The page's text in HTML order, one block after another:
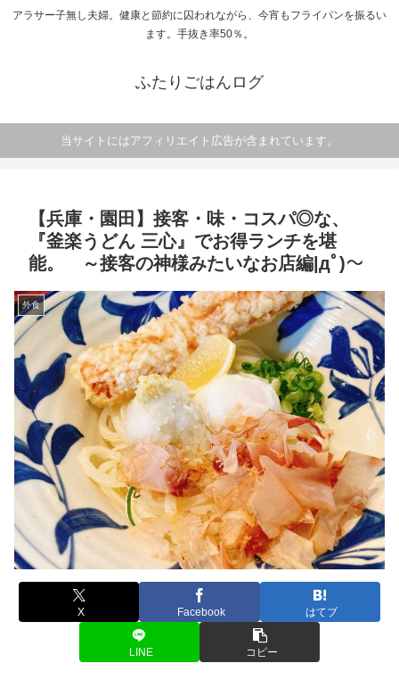
アラサー子無し夫婦。健康と節約に囚われながら、今宵もフライパンを振るい
ます。手抜き率50％。
ふたりごはんログ
当サイトにはアフィリエイト広告が含まれています。
【兵庫・園田】接客・味・コスパ◎な、
『釜楽うどん 三心』でお得ランチを堪
能。 ～接客の神様みたいなお店編|дﾟ)～
外食
X Facebook はてブ
LINE コピー